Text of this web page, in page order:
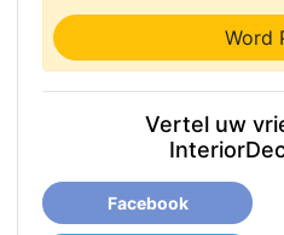
Word
Vertel uw
Facebook